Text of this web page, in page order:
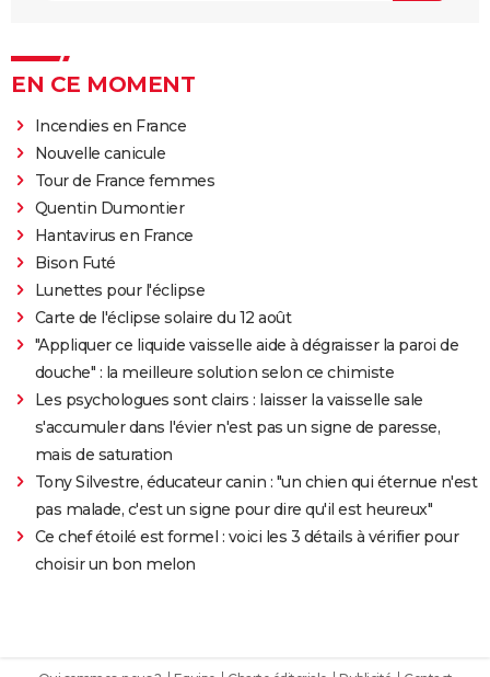
EN CE MOMENT
Incendies en France
Nouvelle canicule
Tour de France femmes
Quentin Dumontier
Hantavirus en France
Bison Futé
Lunettes pour l'éclipse
Carte de l'éclipse solaire du 12 août
"Appliquer ce liquide vaisselle aide à dégraisser la paroi de
douche" : la meilleure solution selon ce chimiste
Les psychologues sont clairs : laisser la vaisselle sale
s'accumuler dans l'évier n'est pas un signe de paresse,
mais de saturation
Tony Silvestre, éducateur canin : "un chien qui éternue n'est
pas malade, c'est un signe pour dire qu'il est heureux"
Ce chef étoilé est formel : voici les 3 détails à vérifier pour
choisir un bon melon